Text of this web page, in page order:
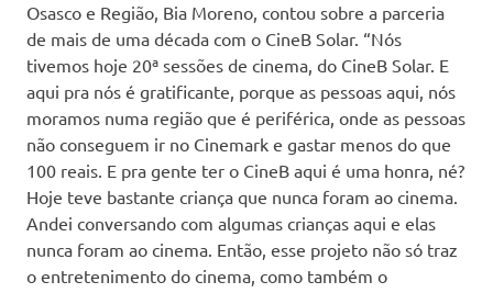
Osasco e Região, Bia Moreno, contou sobre a parceria
de mais de uma década com o CineB Solar. “Nós
tivemos hoje 20ª sessões de cinema, do CineB Solar. E
aqui pra nós é gratificante, porque as pessoas aqui, nós
moramos numa região que é periférica, onde as pessoas
não conseguem ir no Cinemark e gastar menos do que
100 reais. E pra gente ter o CineB aqui é uma honra, né?
Hoje teve bastante criança que nunca foram ao cinema.
Andei conversando com algumas crianças aqui e elas
nunca foram ao cinema. Então, esse projeto não só traz
o entretenimento do cinema, como também o